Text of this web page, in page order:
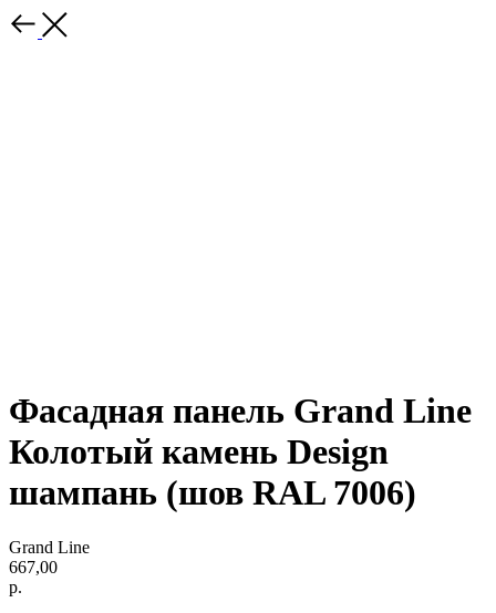
Фасадная панель Grand Line
Колотый камень Design
шампань (шов RAL 7006)
Grand Line
667,00
р.